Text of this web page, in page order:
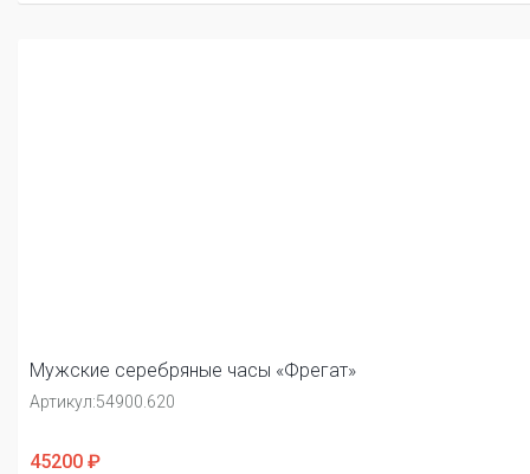
Мужские серебряные часы «Фрегат»
Артикул:54900.620
45200 ₽